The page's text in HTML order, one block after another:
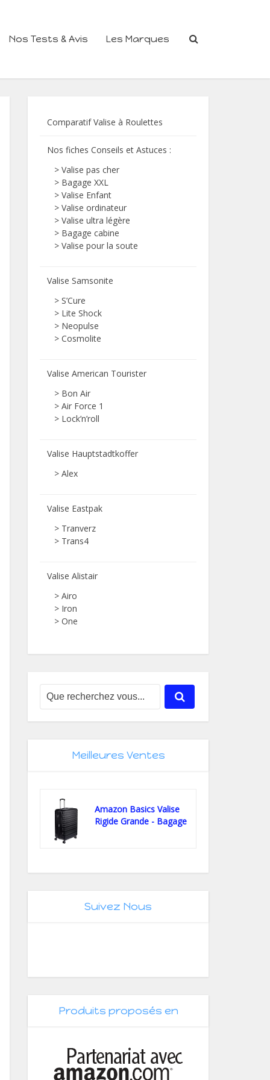
Nos Tests & Avis Les Marques
Comparatif Valise à Roulettes
Nos fiches Conseils et Astuces :
> Valise pas cher
> Bagage XXL
> Valise Enfant
> Valise ordinateur
> Valise ultra légère
> Bagage cabine
> Valise pour la soute
Valise Samsonite
> S’Cure
> Lite Shock
> Neopulse
> Cosmolite
Valise American Tourister
> Bon Air
> Air Force 1
> Lock’n’roll
Valise Hauptstadtkoffer
> Alex
Valise Eastpak
> Tranverz
> Trans4
Valise Alistair
> Airo
> Iron
> One
Meilleures Ventes
Amazon Basics Valise
Rigide Grande - Bagage
Suivez Nous
Produits proposés en